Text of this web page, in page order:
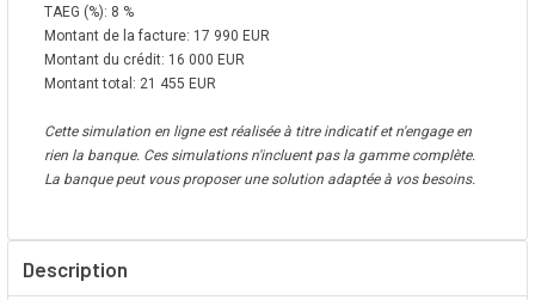
TAEG (%): 8 %
Montant de la facture: 17 990 EUR
Montant du crédit: 16 000 EUR
Montant total: 21 455 EUR
Cette simulation en ligne est réalisée à titre indicatif et n'engage en
rien la banque. Ces simulations n'incluent pas la gamme complète.
La banque peut vous proposer une solution adaptée à vos besoins.
Description